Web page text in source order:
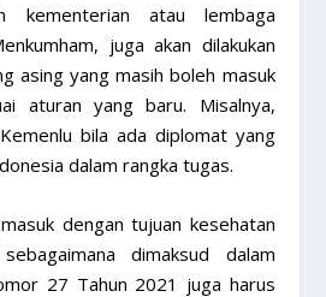
kementerian atau lembaga
juga akan dilakukan
asing yang masih boleh masuk
aturan yang baru. Misalnya,
bila ada diplomat yang
dalam rangka tugas.
dengan tujuan kesehatan
dimaksud dalam
27 Tahun 2021 juga harus